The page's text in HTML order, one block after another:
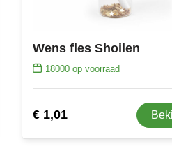
Wens fles Shoilen
18000 op voorraad
€ 1,01